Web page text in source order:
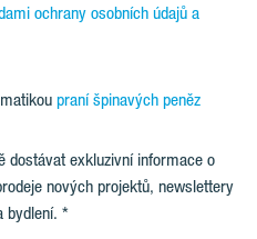
ochrany osobních údajů a
praní špinavých peněz
dostávat exkluzivní informace o
nových projektů, newslettery
bydlení.